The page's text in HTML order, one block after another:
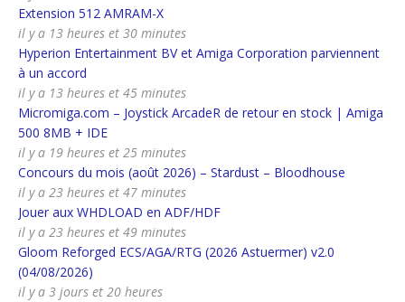
Extension 512 AMRAM-X
il y a 13 heures et 30 minutes
Hyperion Entertainment BV et Amiga Corporation parviennent
à un accord
il y a 13 heures et 45 minutes
Micromiga.com – Joystick ArcadeR de retour en stock | Amiga
500 8MB + IDE
il y a 19 heures et 25 minutes
Concours du mois (août 2026) – Stardust – Bloodhouse
il y a 23 heures et 47 minutes
Jouer aux WHDLOAD en ADF/HDF
il y a 23 heures et 49 minutes
Gloom Reforged ECS/AGA/RTG (2026 Astuermer) v2.0
(04/08/2026)
il y a 3 jours et 20 heures